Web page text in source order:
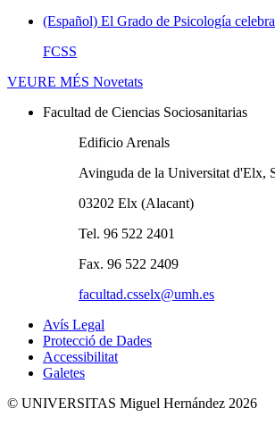
(Español) El Grado de Psicología
FCSS
VEURE MÉS Novetats
Facultad de Ciencias Sociosanitarias
Edificio Arenals
Avinguda de la Universitat d'Elx,
03202 Elx (Alacant)
Tel. 96 522 2401
Fax. 96 522 2409
facultad.csselx@umh.es
Avís Legal
Protecció de Dades
Accessibilitat
Galetes
© UNIVERSITAS Miguel Hernández 2026